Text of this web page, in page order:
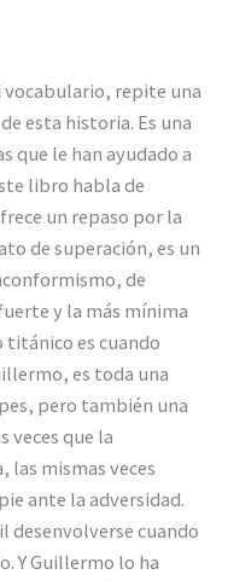
vocabulario, repite una
esta historia. Es una
que le han ayudado a
libro habla de
un repaso por la
de superación, es un
de
y la más mínima
es cuando
es toda una
pero también una
veces que la
las mismas veces
ante la adversidad.
desenvolverse cuando
Y Guillermo lo ha